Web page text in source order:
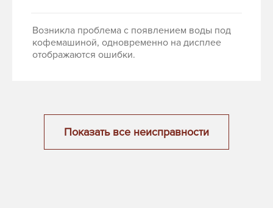
Возникла проблема с появлением воды под
кофемашиной, одновременно на дисплее
отображаются ошибки.
Показать все неисправности